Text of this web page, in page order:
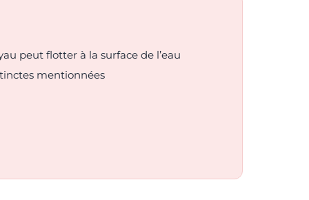
peut flotter à la surface de l’eau
mentionnées